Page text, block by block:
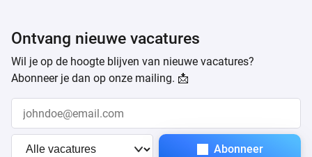
Ontvang nieuwe vacatures
Wil je op de hoogte blijven van nieuwe vacatures?
Abonneer je dan op onze mailing. 📩
Abonneer